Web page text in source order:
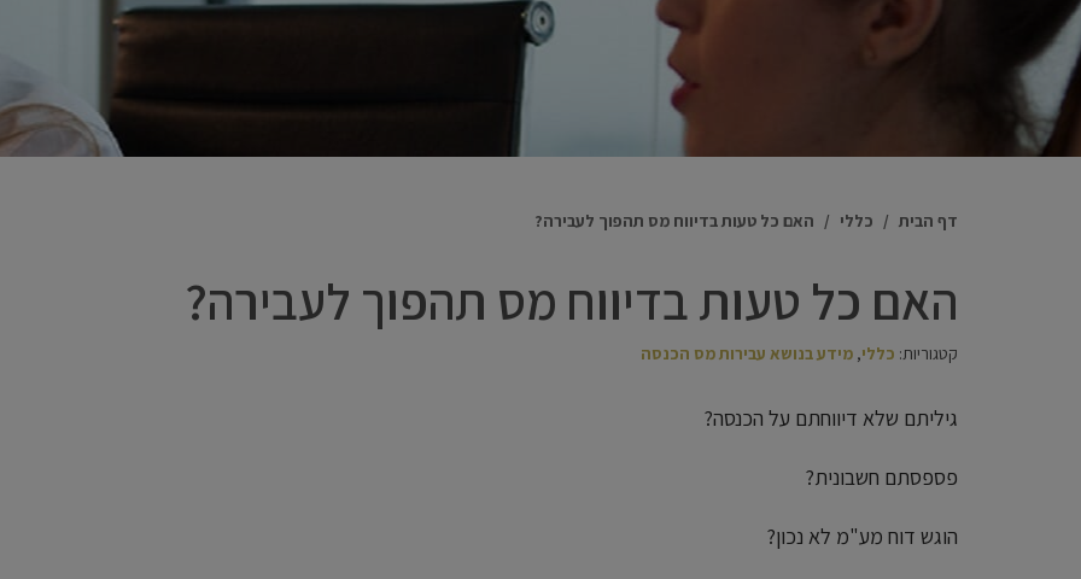
דף הבית / כללי / האם כל טעות בדיווח מס תהפוך לעבירה?
האם כל טעות בדיווח מס תהפוך לעבירה?
קטגוריות: כללי, מידע בנושא עבירות מס הכנסה
גיליתם שלא דיווחתם על הכנסה?
פספסתם חשבונית?
הוגש דוח מע"מ לא נכון?